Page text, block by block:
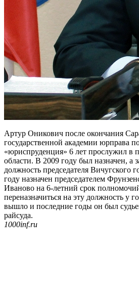
Артур Оникович после окончания
государственной академии юрправа
«юриспруденция» 6 лет прослужил в
области. В 2009 году был назначен, а
должность председателя Вичугского
году назначен председателем
Иваново на 6-летний срок
переназначиться на эту должность у
вышло и последние годы он был
райсуда.
1000inf.ru